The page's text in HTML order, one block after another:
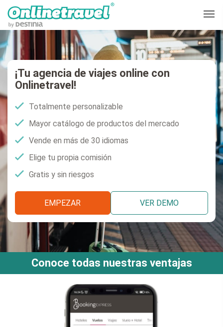
¡Tu agencia de viajes online con
Onlinetravel!
Totalmente personalizable
Mayor catálogo de productos del mercado
Vende en más de 30 idiomas
Elige tu propia comisión
Gratis y sin riesgos
EMPEZAR VER DEMO
Conoce todas nuestras ventajas